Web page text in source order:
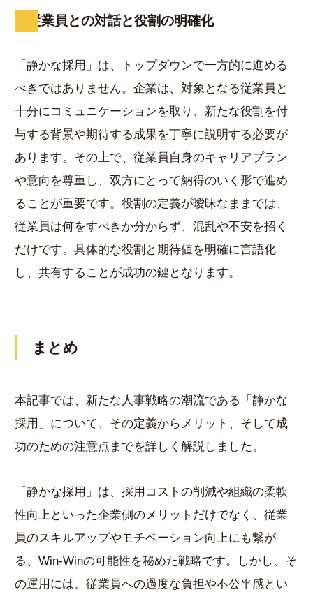
従業員との対話と役割の明確化
「静かな採用」は、トップダウンで一方的に進める
べきではありません。企業は、対象となる従業員と
十分にコミュニケーションを取り、新たな役割を付
与する背景や期待する成果を丁寧に説明する必要が
あります。その上で、従業員自身のキャリアプラン
や意向を尊重し、双方にとって納得のいく形で進め
ることが重要です。役割の定義が曖昧なままでは、
従業員は何をすべきか分からず、混乱や不安を招く
だけです。具体的な役割と期待値を明確に言語化
し、共有することが成功の鍵となります。
まとめ
本記事では、新たな人事戦略の潮流である「静かな
採用」について、その定義からメリット、そして成
功のための注意点までを詳しく解説しました。
「静かな採用」は、採用コストの削減や組織の柔軟
性向上といった企業側のメリットだけでなく、従業
員のスキルアップやモチベーション向上にも繋が
る、Win-Winの可能性を秘めた戦略です。しかし、そ
の運用には、従業員への過度な負担や不公平感とい